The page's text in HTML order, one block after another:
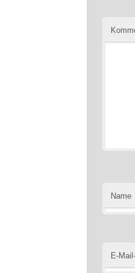
Name
E-